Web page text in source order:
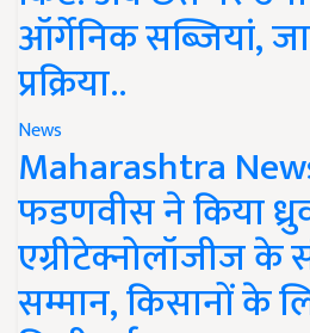
ऑर्गेनिक सब्जियां,
प्रक्रिया..
News
Maharashtra
फडणवीस ने किया
एग्रीटेक्नोलॉजीज के
सम्मान, किसानों के